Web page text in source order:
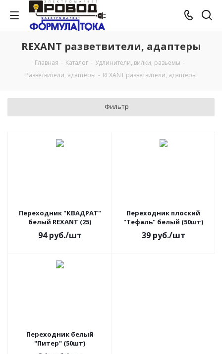
REXANT разветвители, адаптеры
Главная - Каталог - Удлинители, вилки, разьемы -
Разветвители, адаптеры - REXANT разветвители, адаптеры
Фильтр
Переходник "КВАДРАТ"
белый REXANT (25)
94руб./шт
Переходник плоский
"Тефаль" белый (50шт)
39руб./шт
Переходник белый
"Питер" (50шт)